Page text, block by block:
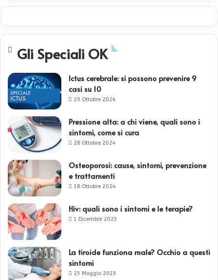
Gli Speciali OK
Ictus cerebrale: si possono prevenire 9
casi su 10
29 Ottobre 2024
Pressione alta: a chi viene, quali sono i
sintomi, come si cura
28 Ottobre 2024
Osteoporosi: cause, sintomi, prevenzione
e trattamenti
18 Ottobre 2024
Hiv: quali sono i sintomi e le terapie?
1 Dicembre 2023
La tiroide funziona male? Occhio a questi
sintomi
23 Maggio 2023